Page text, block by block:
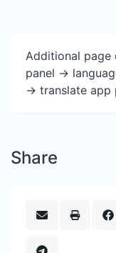
Additional page
panel ->
-> translate app
Share